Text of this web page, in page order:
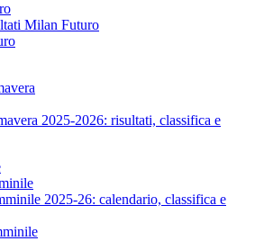
Milan Futuro
2025-2026: risultati, classifica e
2025-26: calendario, classifica e